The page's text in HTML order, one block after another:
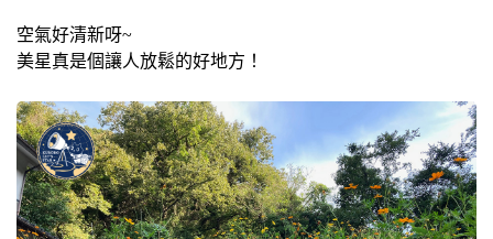
空氣好清新呀~
美星真是個讓人放鬆的好地方！